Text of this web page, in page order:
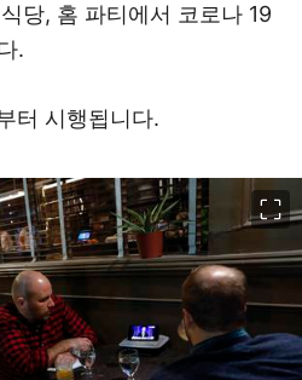
당, 홈 파티에서 코로나 19
.
터 시행됩니다.